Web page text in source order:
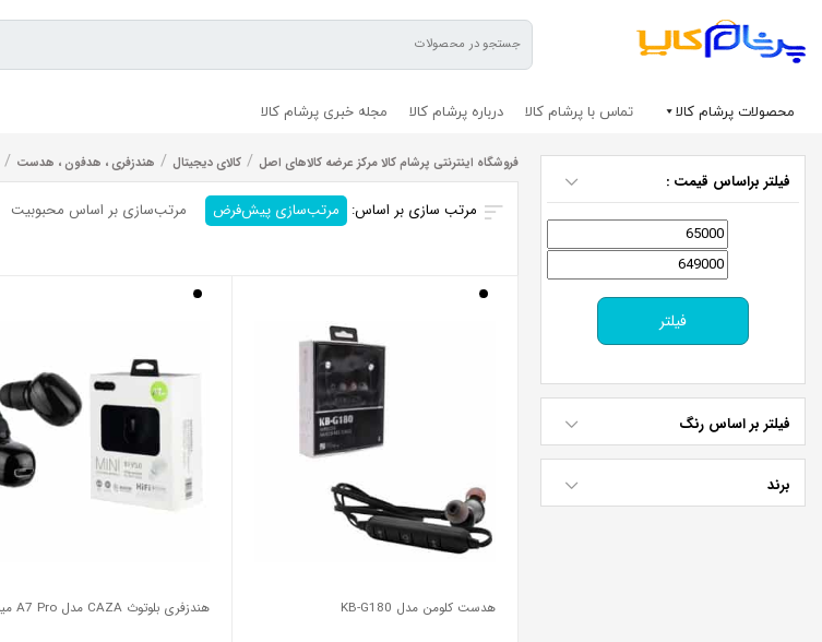
محصولات پرشام کالا تماس با پرشام کالا درباره پرشام کالا مجله خبری پرشام کالا
فروشگاه اینترنتی پرشام کالا مرکز عرضه کالاهای اصل / کالای دیجیتال / هندزفری ، هدفون ، هدست /
بلوتوث
مرتب سازی بر اساس: مرتب‌سازی پیش‌فرض مرتب‌سازی بر اساس محبوبیت
هدست کلومن مدل KB-G180 هندزفری بلوتوث CAZA مدل A7 Pro مینی
فیلتر براساس قیمت :
حداقل
قیمت
فیلتر
فیلتر بر اساس رنگ
برند